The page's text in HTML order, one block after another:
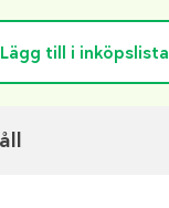
Lägg till i inköpslista